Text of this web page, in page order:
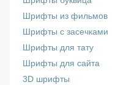
Шрифты из фильмов
Шрифты с засечками
Шрифты для тату
Шрифты для сайта
3D шрифты